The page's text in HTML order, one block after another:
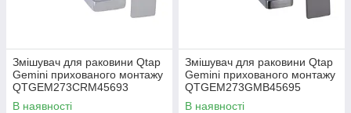
Змішувач для раковини Qtap
Gemini прихованого монтажу
QTGEM273CRM45693
Chrome
В наявності
Змішувач для раковини Qtap
Gemini прихованого монтажу
QTGEM273GMB45695
Gunmetal Black PVD
В наявності